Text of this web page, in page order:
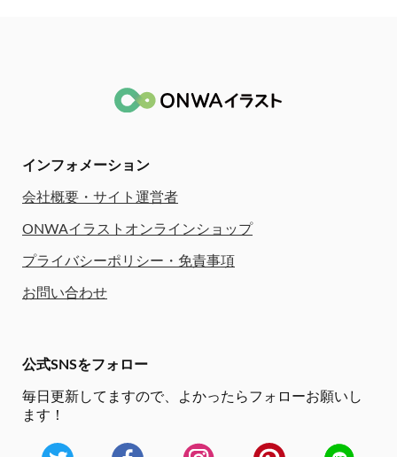
インフォメーション
会社概要・サイト運営者
ONWAイラストオンラインショップ
プライバシーポリシー・免責事項
お問い合わせ
公式SNSをフォロー
毎日更新してますので、
よかったらフォローお願いし
ます！